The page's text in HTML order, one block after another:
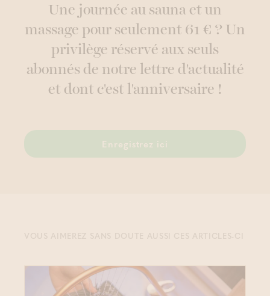
Une journée au sauna et un
massage pour seulement 61 € ? Un
privilège réservé aux seuls
abonnés de notre lettre d'actualité
et dont c'est l'anniversaire !
Enregistrez ici